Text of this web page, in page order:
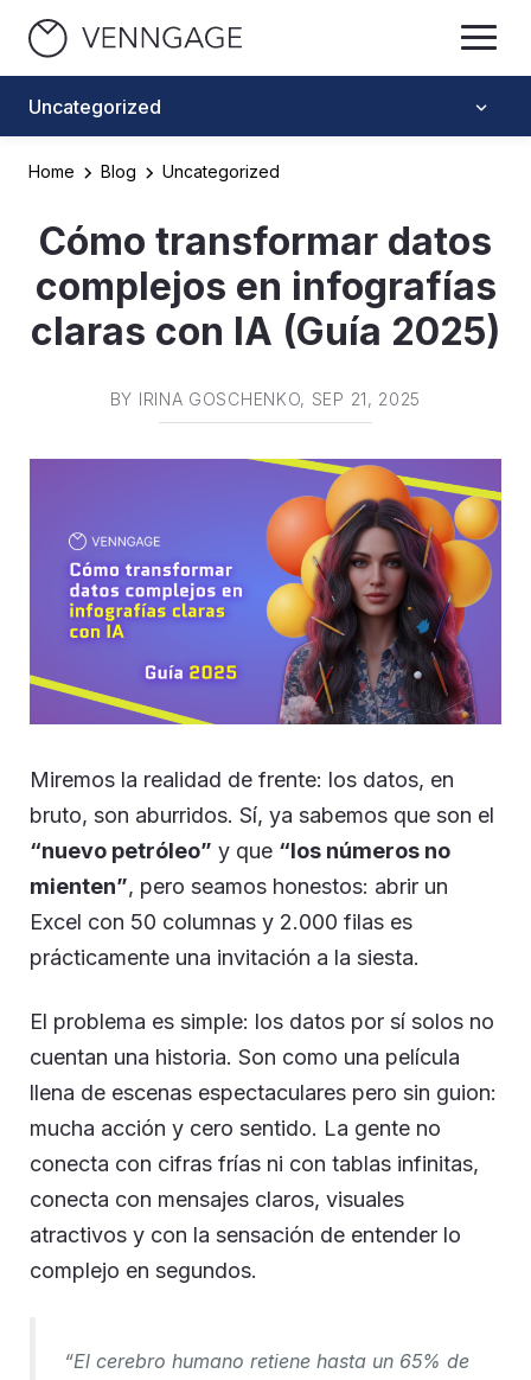
Uncategorized
Home Blog Uncategorized
Cómo transformar datos
complejos en infografías
claras con IA (Guía 2025)
BY IRINA GOSCHENKO, SEP 21, 2025
Miremos la realidad de frente: los datos, en
bruto, son aburridos. Sí, ya sabemos que son el
“nuevo petróleo” y que “los números no
mienten”, pero seamos honestos: abrir un
Excel con 50 columnas y 2.000 filas es
prácticamente una invitación a la siesta.
El problema es simple: los datos por sí solos no
cuentan una historia. Son como una película
llena de escenas espectaculares pero sin guion:
mucha acción y cero sentido. La gente no
conecta con cifras frías ni con tablas infinitas,
conecta con mensajes claros, visuales
atractivos y con la sensación de entender lo
complejo en segundos.
“El cerebro humano retiene hasta un 65% de